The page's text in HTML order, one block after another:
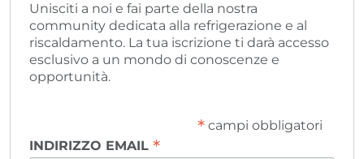
Unisciti a noi e fai parte della nostra
community dedicata alla refrigerazione e al
riscaldamento. La tua iscrizione ti darà accesso
esclusivo a un mondo di conoscenze e
opportunità.
*campi obbligatori
INDIRIZZO EMAIL *